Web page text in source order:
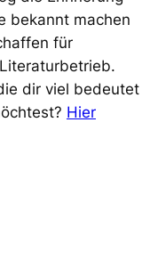
bekannt machen
für
dir viel bedeutet
Hier